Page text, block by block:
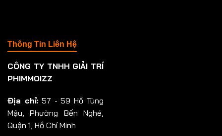
Thông Tin Liên Hệ
CÔNG TY TNHH GIẢI TRÍ
PHIMMOIZZ
Địa chỉ:57 - 59 Hồ Tùng
Mậu, Phường Bến Nghé,
Quận 1, Hồ Chí Minh